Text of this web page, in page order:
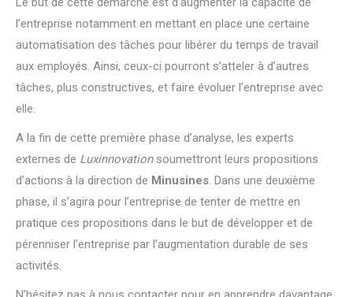
l’entreprise notamment en mettant en place une certaine
automatisation des tâches pour libérer du temps de travail
aux employés. Ainsi, ceux-ci pourront s’atteler à d’autres
tâches, plus constructives, et faire évoluer l’entreprise avec
elle.
A la fin de cette première phase d’analyse, les experts
externes de Luxinnovationsoumettront leurs propositions
d’actions à la direction de Minusines. Dans une deuxième
phase, il s’agira pour l’entreprise de tenter de mettre en
pratique ces propositions dans le but de développer et de
pérenniser l’entreprise par l’augmentation durable de ses
activités.